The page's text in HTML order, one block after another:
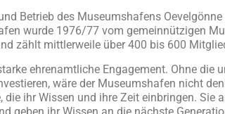
Betrieb des Museumshafens
wurde 1976/77 vom gemeinnützigen
zählt mittlerweile über 400 bis 600
ehrenamtliche Engagement. Ohne
wäre der Museumshafen nicht
die ihr Wissen und ihre Zeit einbringen.